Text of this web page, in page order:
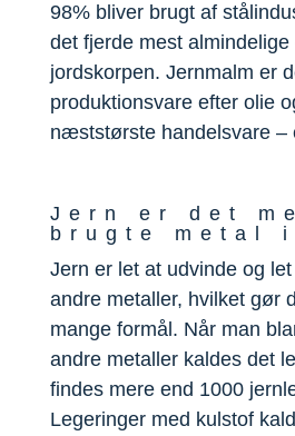
98% bliver brugt af
det fjerde mest almindelige
jordskorpen. Jernmalm er
produktionsvare efter olie
næststørste handelsvare –
Jern er det
brugte metal
Jern er let at udvinde og
andre metaller, hvilket gør
mange formål. Når man
andre metaller kaldes det
findes mere end 1000
Legeringer med kulstof